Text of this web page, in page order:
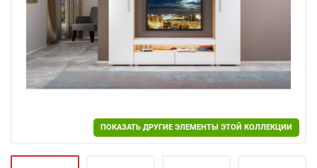
ПОКАЗАТЬ ДРУГИЕ ЭЛЕМЕНТЫ ЭТОЙ КОЛЛЕКЦИИ